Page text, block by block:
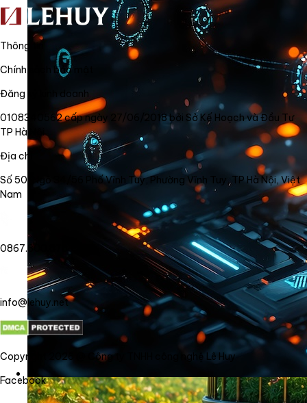
Thông tin
Chính sách bảo mật
Đăng ký kinh doanh
0108340562 cấp ngày 27/06/2018 bởi Sở Kế Hoạch và Đầu Tư
TP Hà Nội
Địa chỉ
Số 50, Ngõ 34/56 Phố Vĩnh Tuy, Phường Vĩnh Tuy, TP Hà Nội, Việt
Nam
0867.800.878
info@lehuy.net
Copyright 2026 @ Công ty TNHH công nghệ Lê Huy
Facebook